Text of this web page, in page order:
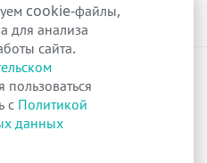
от 07 декабря 2017 г.
на дистанционную торговлю
2025 г.
cookie-файлы,
для анализа
сайта.
с Политикой
данных